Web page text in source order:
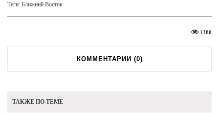
Теги: Ближний Восток
1380
КОММЕНТАРИИ (0)
ТАКЖЕ ПО ТЕМЕ